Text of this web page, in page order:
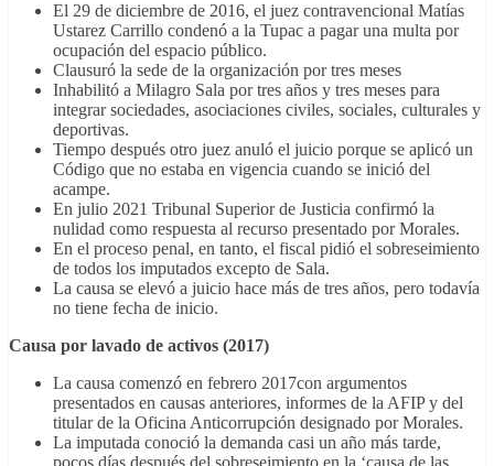
El 29 de diciembre de 2016, el juez contravencional Matías
Ustarez Carrillo condenó a la Tupac a pagar una multa por
ocupación del espacio público.
Clausuró la sede de la organización por tres meses
Inhabilitó a Milagro Sala por tres años y tres meses para
integrar sociedades, asociaciones civiles, sociales, culturales y
deportivas.
Tiempo después otro juez anuló el juicio porque se aplicó un
Código que no estaba en vigencia cuando se inició del
acampe.
En julio 2021 Tribunal Superior de Justicia confirmó la
nulidad como respuesta al recurso presentado por Morales.
En el proceso penal, en tanto, el fiscal pidió el sobreseimiento
de todos los imputados excepto de Sala.
La causa se elevó a juicio hace más de tres años, pero todavía
no tiene fecha de inicio.
Causa por lavado de activos (2017)
La causa comenzó en febrero 2017con argumentos
presentados en causas anteriores, informes de la AFIP y del
titular de la Oficina Anticorrupción designado por Morales.
La imputada conoció la demanda casi un año más tarde,